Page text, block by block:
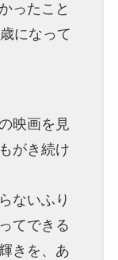
ったこと
になって
映画を見
がき続け
ないふり
てできる
きを、あ